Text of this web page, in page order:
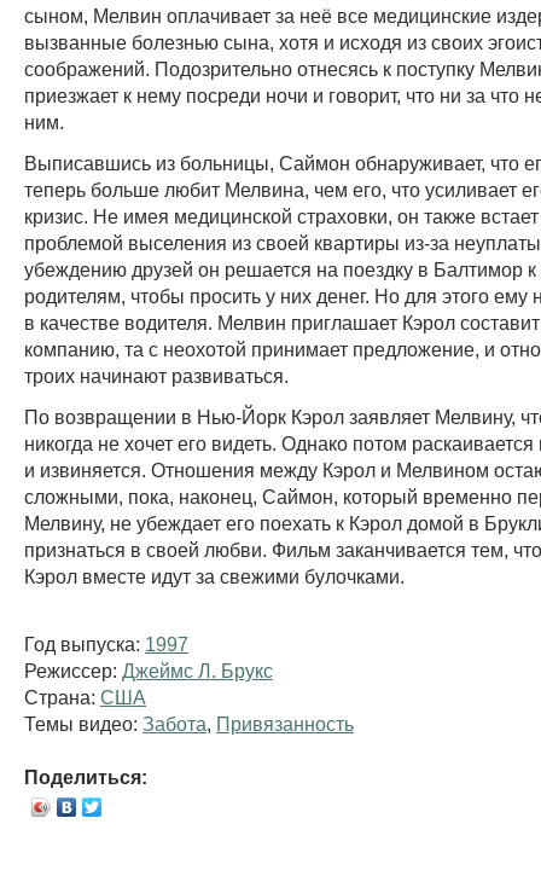
сыном, Мелвин оплачивает за неё все медицинские
вызванные болезнью сына, хотя и исходя из своих
соображений. Подозрительно отнесясь к поступку
приезжает к нему посреди ночи и говорит, что ни за что
ним.
Выписавшись из больницы, Саймон обнаруживает, что
теперь больше любит Мелвина, чем его, что усиливает
кризис. Не имея медицинской страховки, он также
проблемой выселения из своей квартиры из-за
убеждению друзей он решается на поездку в Балтимор
родителям, чтобы просить у них денег. Но для этого
в качестве водителя. Мелвин приглашает Кэрол
компанию, та с неохотой принимает предложение, и
троих начинают развиваться.
По возвращении в Нью-Йорк Кэрол заявляет Мелвину,
никогда не хочет его видеть. Однако потом
и извиняется. Отношения между Кэрол и Мелвином
сложными, пока, наконец, Саймон, который временно
Мелвину, не убеждает его поехать к Кэрол домой в
признаться в своей любви. Фильм заканчивается тем,
Кэрол вместе идут за свежими булочками.
Год выпуска: 1997
Режиссер: Джеймс Л. Брукс
Страна: США
Темы видео: Забота Привязанность
Поделиться: